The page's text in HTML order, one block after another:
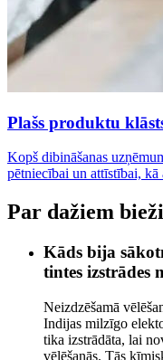
Plašs produktu
Kopš dibināšanas
pētniecībai un attīstībai,
Par dažiem
Kāds bija
tintes izstrādes
Neizdzēšamā
Indijas milzīgo
tika izstrādāta, lai
vēlēšanās. Tās